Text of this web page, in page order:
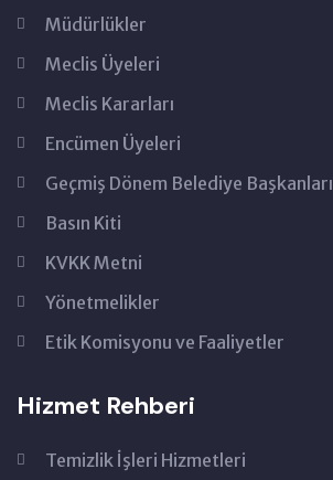
Müdürlükler
Meclis Üyeleri
Meclis Kararları
Encümen Üyeleri
Geçmiş Dönem Belediye Başkanları
Basın Kiti
KVKK Metni
Yönetmelikler
Etik Komisyonu ve Faaliyetler
Hizmet Rehberi
Temizlik İşleri Hizmetleri